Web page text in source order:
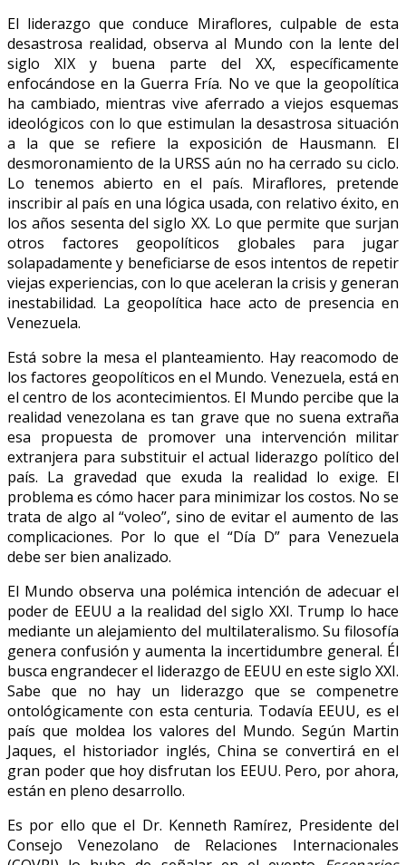
El liderazgo que conduce Miraflores, culpable de esta
desastrosa realidad, observa al Mundo con la lente del
siglo XIX y buena parte del XX, específicamente
enfocándose en la Guerra Fría. No ve que la geopolítica
ha cambiado, mientras vive aferrado a viejos esquemas
ideológicos con lo que estimulan la desastrosa situación
a la que se refiere la exposición de Hausmann. El
desmoronamiento de la URSS aún no ha cerrado su ciclo.
Lo tenemos abierto en el país. Miraflores, pretende
inscribir al país en una lógica usada, con relativo éxito, en
los años sesenta del siglo XX. Lo que permite que surjan
otros factores geopolíticos globales para jugar
solapadamente y beneficiarse de esos intentos de repetir
viejas experiencias, con lo que aceleran la crisis y generan
inestabilidad. La geopolítica hace acto de presencia en
Venezuela.
Está sobre la mesa el planteamiento. Hay reacomodo de
los factores geopolíticos en el Mundo. Venezuela, está en
el centro de los acontecimientos. El Mundo percibe que la
realidad venezolana es tan grave que no suena extraña
esa propuesta de promover una intervención militar
extranjera para substituir el actual liderazgo político del
país. La gravedad que exuda la realidad lo exige. El
problema es cómo hacer para minimizar los costos. No se
trata de algo al “voleo”, sino de evitar el aumento de las
complicaciones. Por lo que el “Día D” para Venezuela
debe ser bien analizado.
El Mundo observa una polémica intención de adecuar el
poder de EEUU a la realidad del siglo XXI. Trump lo hace
mediante un alejamiento del multilateralismo. Su filosofía
genera confusión y aumenta la incertidumbre general. Él
busca engrandecer el liderazgo de EEUU en este siglo XXI.
Sabe que no hay un liderazgo que se compenetre
ontológicamente con esta centuria. Todavía EEUU, es el
país que moldea los valores del Mundo. Según Martin
Jaques, el historiador inglés, China se convertirá en el
gran poder que hoy disfrutan los EEUU. Pero, por ahora,
están en pleno desarrollo.
Es por ello que el Dr. Kenneth Ramírez, Presidente del
Consejo Venezolano de Relaciones Internacionales